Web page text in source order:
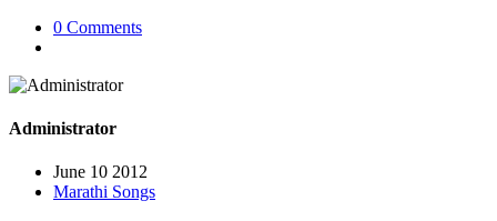
0 Comments
Administrator
June 10 2012
Marathi Songs